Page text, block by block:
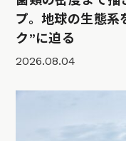
プ。地球の生態系
ク”に迫る
2026.08.04